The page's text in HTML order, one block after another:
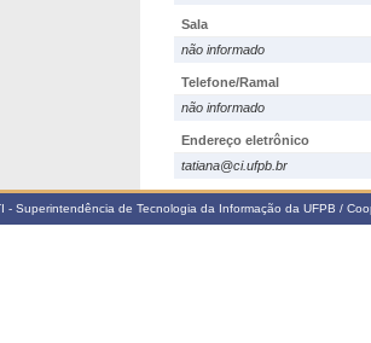
Sala
não informado
Telefone/Ramal
não informado
Endereço eletrônico
tatiana@ci.ufpb.br
- Superintendência de Tecnologia da Informação da UFPB /